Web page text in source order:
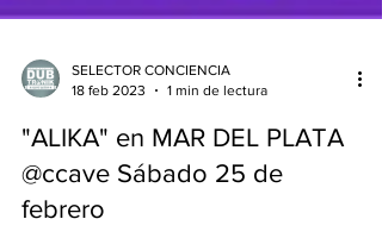
18 feb 2023
1 min de lectura
"ALIKA" en MAR DEL PLATA